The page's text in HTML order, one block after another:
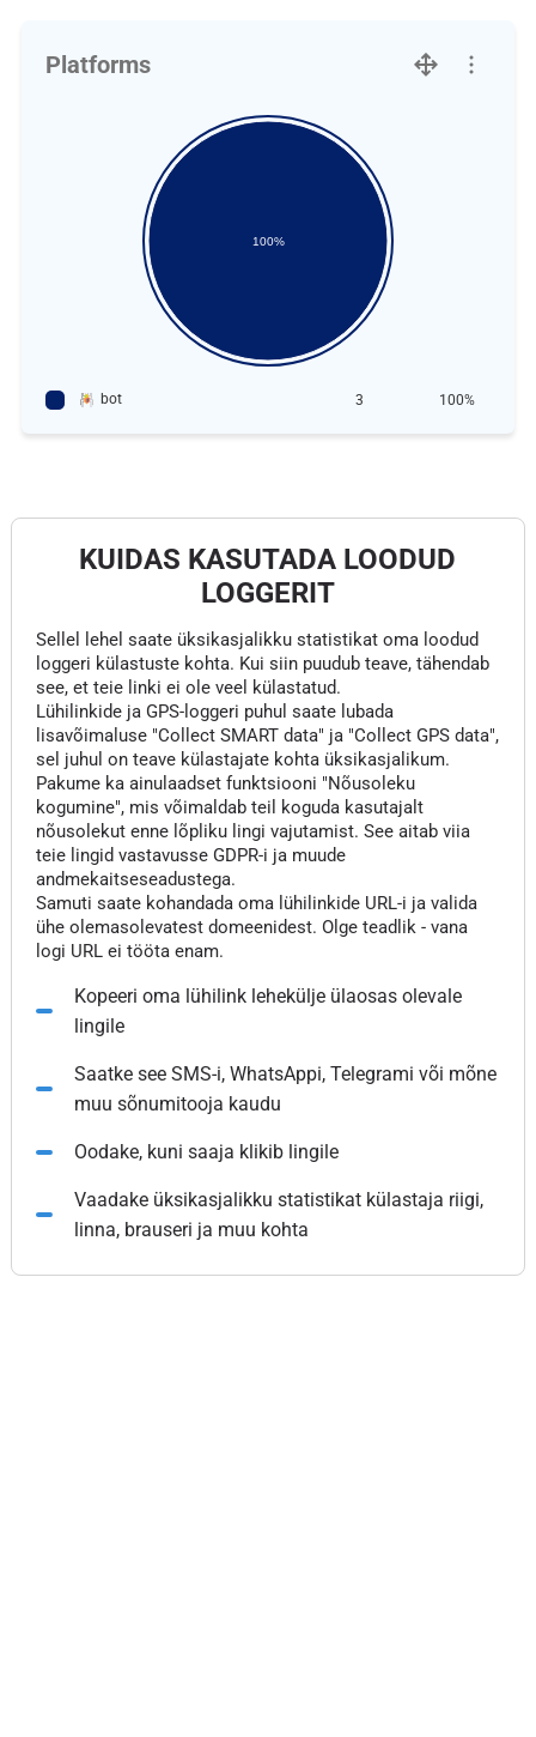
Platforms
100%
bot 3 100%
KUIDAS KASUTADA LOODUD
LOGGERIT
Sellel lehel saate üksikasjalikku statistikat oma loodud
loggeri külastuste kohta. Kui siin puudub teave, tähendab
see, et teie linki ei ole veel külastatud.
Lühilinkide ja GPS-loggeri puhul saate lubada
lisavõimaluse "Collect SMART data" ja "Collect GPS data",
sel juhul on teave külastajate kohta üksikasjalikum.
Pakume ka ainulaadset funktsiooni "Nõusoleku
kogumine", mis võimaldab teil koguda kasutajalt
nõusolekut enne lõpliku lingi vajutamist. See aitab viia
teie lingid vastavusse GDPR-i ja muude
andmekaitseseadustega.
Samuti saate kohandada oma lühilinkide URL-i ja valida
ühe olemasolevatest domeenidest. Olge teadlik - vana
logi URL ei tööta enam.
Kopeeri oma lühilink lehekülje ülaosas olevale
lingile
Saatke see SMS-i, WhatsAppi, Telegrami või mõne
muu sõnumitooja kaudu
Oodake, kuni saaja klikib lingile
Vaadake üksikasjalikku statistikat külastaja riigi,
linna, brauseri ja muu kohta